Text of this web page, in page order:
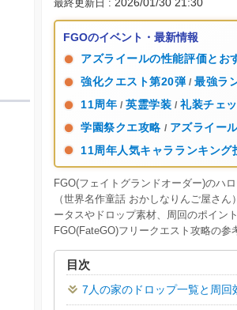
最終更新日
FGOのイベント・最新情報
アズライールの性能評価とお
強化クエスト第20弾 / 最強ラ
11周年 / 英霊学装 / 礼装チェ
学園祭クエ攻略 / アズライー
11周年人気キャラランキング
FGO(フェイトグランドオーダー)のハ
（世界名作童話 おかしなりんご屋さ
ータスやドロップ素材、周回のポイン
FGO(FateGO)フリークエスト攻略の参
目次
7人の家のドロップ一覧と周回